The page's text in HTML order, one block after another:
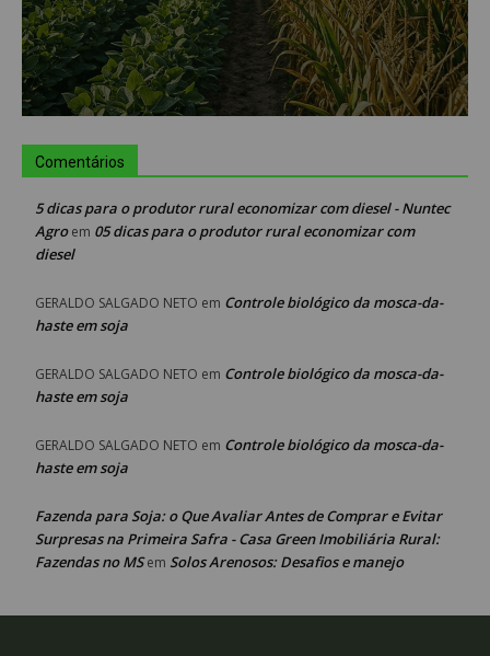
Comentários
5 dicas para o produtor rural economizar com diesel - Nuntec
Agroem 05 dicas para o produtor rural economizar com
diesel
GERALDO SALGADO NETO em Controle biológico da mosca-da-
haste em soja
GERALDO SALGADO NETO em Controle biológico da mosca-da-
haste em soja
GERALDO SALGADO NETO em Controle biológico da mosca-da-
haste em soja
Fazenda para Soja: o Que Avaliar Antes de Comprar e Evitar
Surpresas na Primeira Safra - Casa Green Imobiliária Rural:
Fazendas no MSem Solos Arenosos: Desafios e manejo